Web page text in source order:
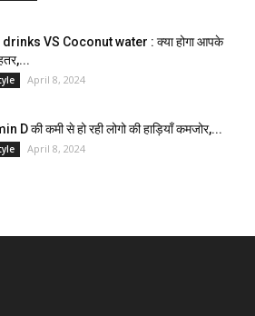
VS Coconut water : क्या होगा आपके
April 8, 2024
D की कमी से हो रही लोगो की हाड़ियाँ कमजोर,...
April 8, 2024